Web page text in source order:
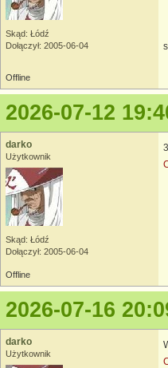
Skąd: Łódź
Dołączył: 2005-06-04
Offline
2026-07-12
darko
Użytkownik
Skąd: Łódź
Dołączył: 2005-06-04
Offline
2026-07-16
darko
Użytkownik